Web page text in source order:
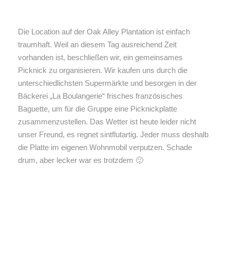
Die Location auf der Oak Alley Plantation ist einfach
traumhaft. Weil an diesem Tag ausreichend Zeit
vorhanden ist, beschließen wir, ein gemeinsames
Picknick zu organisieren. Wir kaufen uns durch die
unterschiedlichsten Supermärkte und besorgen in der
Bäckerei „La Boulangerie“ frisches französisches
Baguette, um für die Gruppe eine Picknickplatte
zusammenzustellen. Das Wetter ist heute leider nicht
unser Freund, es regnet sintflutartig. Jeder muss deshalb
die Platte im eigenen Wohnmobil verputzen. Schade
drum, aber lecker war es trotzdem 🙂